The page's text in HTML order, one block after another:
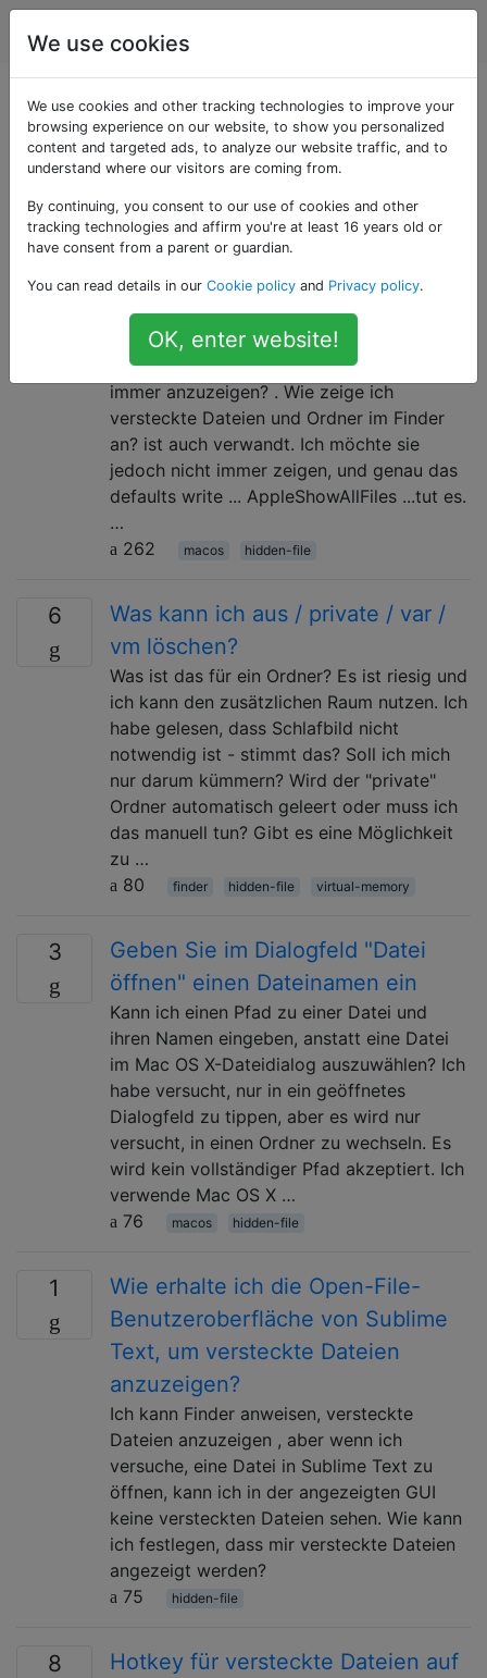
Apple
Als «hidden-file»
getaggte Fragen
3
Hotkey zum Anzeigen versteckter
Dateien und Ordner im Dialogfeld
"Datei öffnen"?
Diese Frage ist sehr ähnlich zu Ist es
möglich, versteckte / Punktedateien in
Dialogfeldern zum Öffnen / Speichern
immer anzuzeigen? . Wie zeige ich
versteckte Dateien und Ordner im Finder
an? ist auch verwandt. Ich möchte sie
jedoch nicht immer zeigen, und genau das
defaults write ... AppleShowAllFiles ...tut es.
…
262
macos hidden-file
6
Was kann ich aus / private / var /
vm löschen?
Was ist das für ein Ordner? Es ist riesig und
ich kann den zusätzlichen Raum nutzen. Ich
habe gelesen, dass Schlafbild nicht
notwendig ist - stimmt das? Soll ich mich
nur darum kümmern? Wird der "private"
Ordner automatisch geleert oder muss ich
das manuell tun? Gibt es eine Möglichkeit
zu …
80
finder hidden-file virtual-memory
3
Geben Sie im Dialogfeld "Datei
öffnen" einen Dateinamen ein
Kann ich einen Pfad zu einer Datei und
ihren Namen eingeben, anstatt eine Datei
im Mac OS X-Dateidialog auszuwählen? Ich
habe versucht, nur in ein geöffnetes
Dialogfeld zu tippen, aber es wird nur
versucht, in einen Ordner zu wechseln. Es
wird kein vollständiger Pfad akzeptiert. Ich
verwende Mac OS X …
76
macos hidden-file
1
Wie erhalte ich die Open-File-
Benutzeroberfläche von Sublime
Text, um versteckte Dateien
anzuzeigen?
Ich kann Finder anweisen, versteckte
Dateien anzuzeigen , aber wenn ich
versuche, eine Datei in Sublime Text zu
öffnen, kann ich in der angezeigten GUI
keine versteckten Dateien sehen. Wie kann
ich festlegen, dass mir versteckte Dateien
angezeigt werden?
75
hidden-file
8
Hotkey für versteckte Dateien auf
We use cookies
We use cookies and other tracking technologies to improve your
browsing experience on our website, to show you personalized
content and targeted ads, to analyze our website traffic, and to
understand where our visitors are coming from.
By continuing, you consent to our use of cookies and other
tracking technologies and affirm you're at least 16 years old or
have consent from a parent or guardian.
You can read details in our Cookie policy and Privacy policy.
OK, enter website!